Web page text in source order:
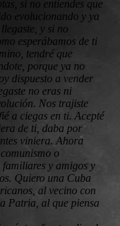
si no entiendes que
evolucionando y ya
y si no
esperábamos de ti
tendré que
porque ya no
dispuesto a vender
no eras ni
Nos trajiste
a ciegas en ti.Acepté
de ti, daba por
viniera.Ahora
o
y amigos y
Quiero una Cuba
al vecino con
Patria, al que piensa